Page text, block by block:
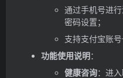
通过手机号进
密码设置；
支持支付宝账号
功能使用说明：
健康咨询：进